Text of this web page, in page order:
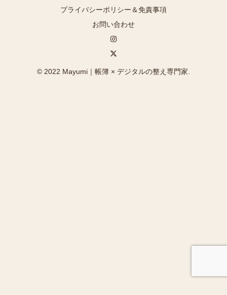
プライバシーポリシー＆免責事項
お問い合わせ
© 2022 Mayumi｜帳簿 × デジタルの整え専門家.